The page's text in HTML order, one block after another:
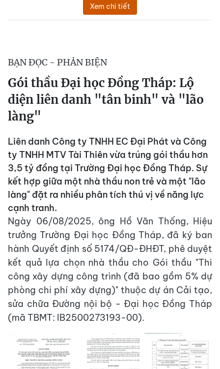
Xem chi tiết
BẠN ĐỌC - PHẢN BIỆN
Gói thầu Đại học Đồng Tháp: Lộ
diện liên danh "tân binh" và "lão
làng"
Liên danh Công ty TNHH EC Đại Phát và Công
ty TNHH MTV Tài Thiên vừa trúng gói thầu hơn
3,5 tỷ đồng tại Trường Đại học Đồng Tháp. Sự
kết hợp giữa một nhà thầu non trẻ và một "lão
làng" đặt ra nhiều phân tích thú vị về năng lực
cạnh tranh.
Ngày 06/08/2025, ông Hồ Văn Thống, Hiệu
trưởng Trường Đại học Đồng Tháp, đã ký ban
hành Quyết định số 5174/QĐ-ĐHĐT, phê duyệt
kết quả lựa chọn nhà thầu cho Gói thầu "Thi
công xây dựng công trình (đã bao gồm 5% dự
phòng chi phí xây dựng)" thuộc dự án Cải tạo,
sửa chữa Đường nội bộ - Đại học Đồng Tháp
(mã TBMT: IB2500273193-00).